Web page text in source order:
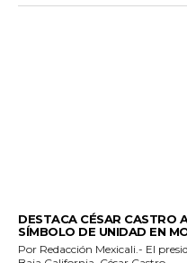
DESTACA CÉSAR CASTRO
SÍMBOLO DE UNIDAD EN
Por Redacción Mexicali.- El presidente del Consejo Estatal de Morena en